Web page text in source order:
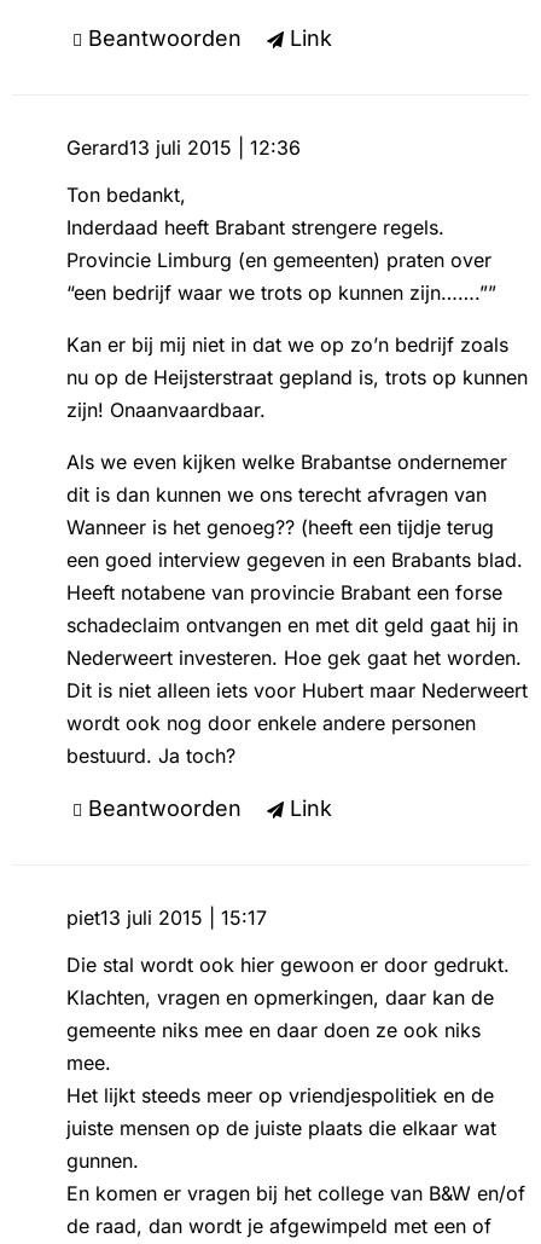
Beantwoorden Link
Gerard13 juli 2015 | 12:36
Ton bedankt,
Inderdaad heeft Brabant strengere regels.
Provincie Limburg (en gemeenten) praten over
“een bedrijf waar we trots op kunnen zijn…….””
Kan er bij mij niet in dat we op zo’n bedrijf zoals
nu op de Heijsterstraat gepland is, trots op kunnen
zijn! Onaanvaardbaar.
Als we even kijken welke Brabantse ondernemer
dit is dan kunnen we ons terecht afvragen van
Wanneer is het genoeg?? (heeft een tijdje terug
een goed interview gegeven in een Brabants blad.
Heeft notabene van provincie Brabant een forse
schadeclaim ontvangen en met dit geld gaat hij in
Nederweert investeren. Hoe gek gaat het worden.
Dit is niet alleen iets voor Hubert maar Nederweert
wordt ook nog door enkele andere personen
bestuurd. Ja toch?
Beantwoorden Link
piet13 juli 2015 | 15:17
Die stal wordt ook hier gewoon er door gedrukt.
Klachten, vragen en opmerkingen, daar kan de
gemeente niks mee en daar doen ze ook niks
mee.
Het lijkt steeds meer op vriendjespolitiek en de
juiste mensen op de juiste plaats die elkaar wat
gunnen.
En komen er vragen bij het college van B&W en/of
de raad, dan wordt je afgewimpeld met een of